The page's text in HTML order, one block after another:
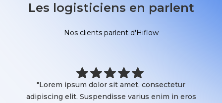
Les logisticiens en parlent
Nos clients parlent d'Hiflow
"Lorem ipsum dolor sit amet, consectetur
adipiscing elit. Suspendisse varius enim in eros